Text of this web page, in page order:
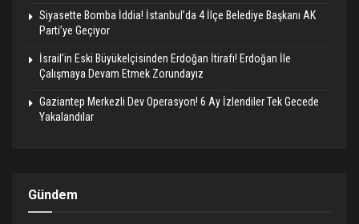
Siyasette Bomba İddia! İstanbul’da 4 İlçe Belediye Başkanı AK
Parti’ye Geçiyor
İsrail’in Eski Büyükelçisinden Erdoğan İtirafı! Erdoğan İle
Çalışmaya Devam Etmek Zorundayız
Gaziantep Merkezli Dev Operasyon! 6 Ay İzlendiler Tek Gecede
Yakalandılar
Gündem